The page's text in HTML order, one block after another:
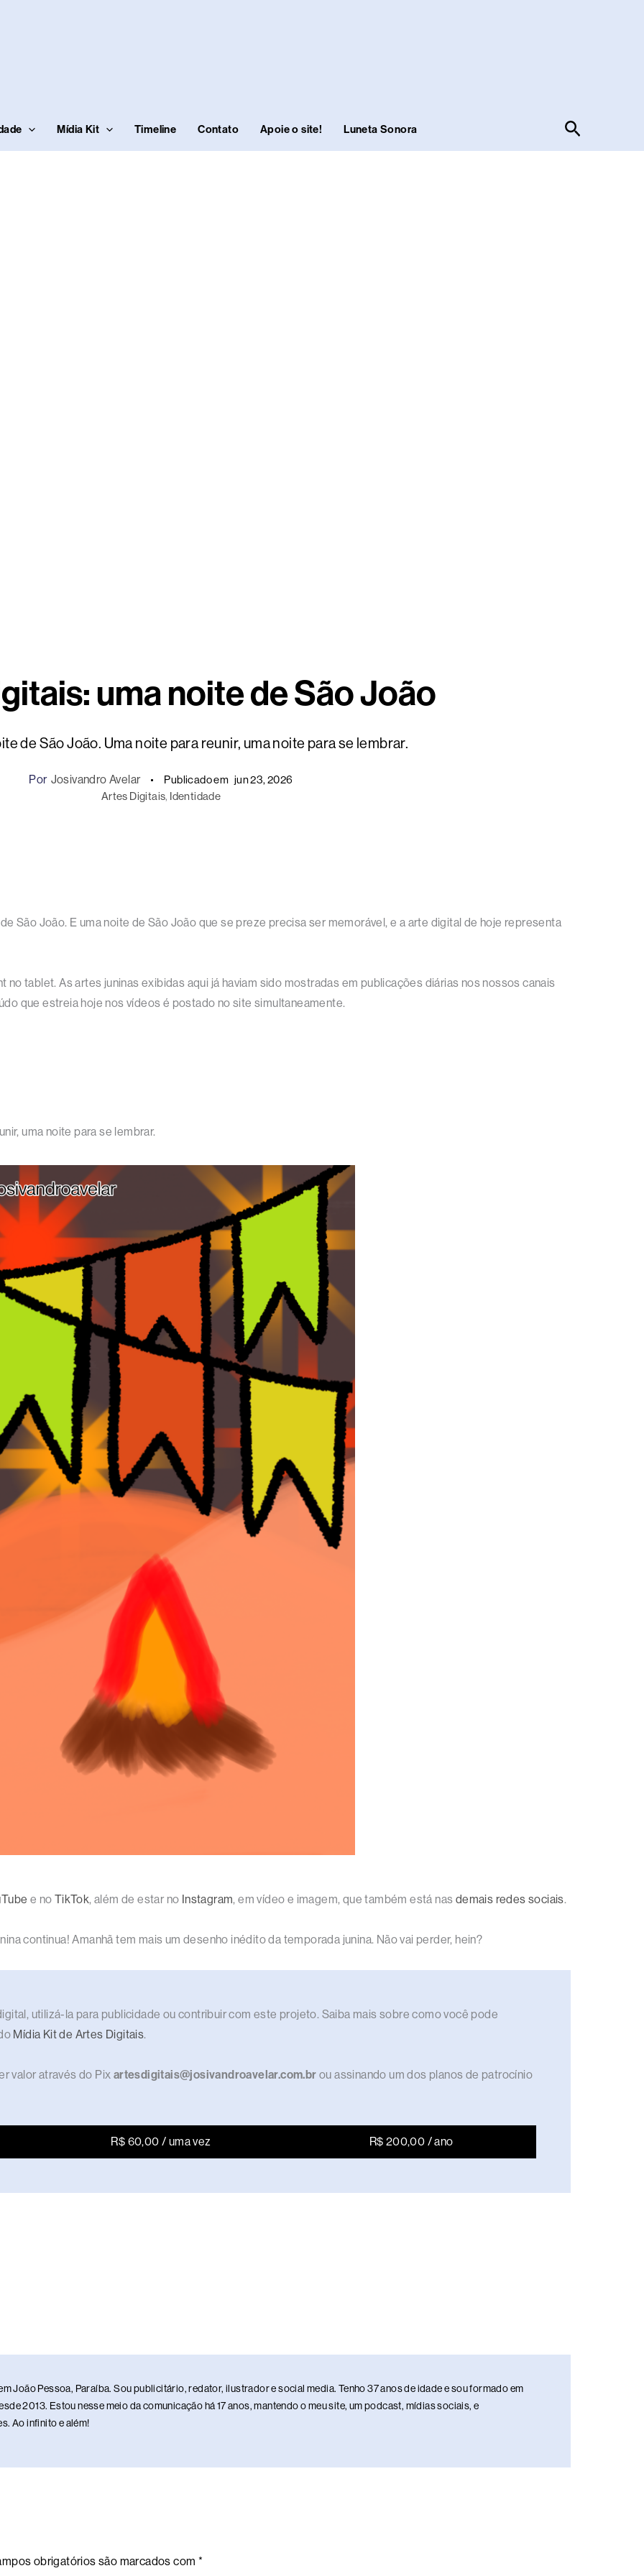
Mídia Kit Timeline Contato Apoie o site! Luneta Sonora Pesquisar
uma noite de São João
de São João. Uma noite para reunir, uma noite para se lembrar.
Por Josivandro Avelar Publicado em jun 23, 2026
Artes Digitais, Identidade
São João. E uma noite de São João que se preze precisa ser memorável, e a arte digital de hoje representa
no tablet. As artes juninas exibidas aqui já haviam sido mostradas em publicações diárias nos nossos canais
que estreia hoje nos vídeos é postado no site simultaneamente.
uma noite para se lembrar.
e no TikTok, além de estar no Instagram, em vídeo e imagem, que também está nas demais redes sociais.
continua! Amanhã tem mais um desenho inédito da temporada junina. Não vai perder, hein?
utilizá-la para publicidade ou contribuir com este projeto. Saiba mais sobre como você pode
Mídia Kit de Artes Digitais.
valor através do Pix artesdigitais@josivandroavelar.com.br ou assinando um dos planos de patrocínio
R$ 60,00 / uma vez R$ 200,00 / ano
João Pessoa, Paraíba. Sou publicitário, redator, ilustrador e social media. Tenho 37 anos de idade e sou formado em
2013. Estou nesse meio da comunicação há 17 anos, mantendo o meu site, um podcast, mídias sociais, e
Ao infinito e além!
obrigatórios são marcados com *